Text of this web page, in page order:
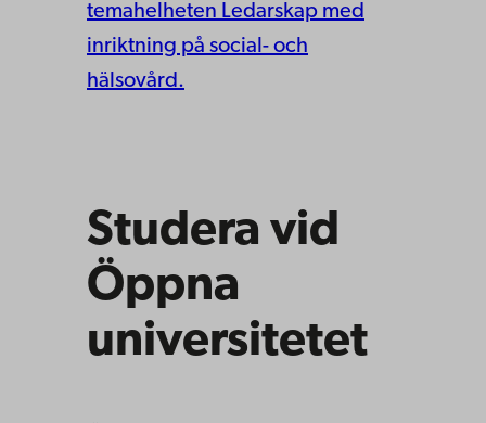
temahelheten Ledarskap med
inriktning på social- och
hälsovård.
Studera vid
Öppna
universitetet